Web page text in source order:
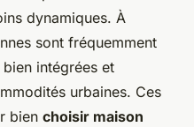
dynamiques. À
sont fréquemment
intégrées et
urbaines. Ces
bien choisir maison